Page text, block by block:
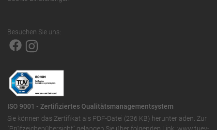
Besuchen Sie uns:
ISO 9001 - Zertifiziertes Qualitätsmanagementsystem
Sie können das Zertifikat als PDF-Datei (236 KB) herunterladen. Zur